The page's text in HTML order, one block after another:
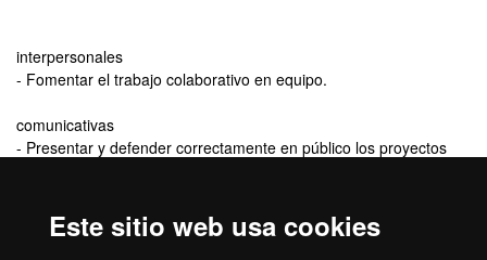
Este sitio web usa cookies
interpersonales
- Fomentar el trabajo colaborativo en equipo.
comunicativas
- Presentar y defender correctamente en público los proyectos
Título que se obtiene